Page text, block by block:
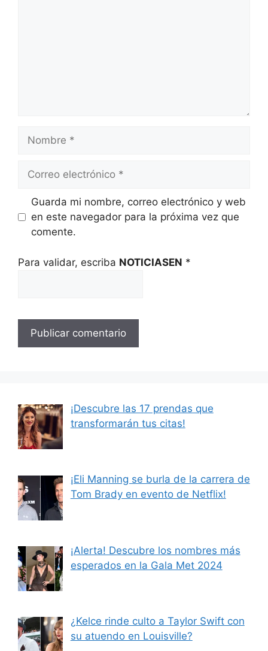
Nombre
Correo
Guarda mi nombre, correo electrónico y web
en este navegador para la próxima vez que
comente.
Para validar, escriba NOTICIASEN *
¡Descubre las 17 prendas que
transformarán tus citas!
¡Eli Manning se burla de la carrera de
Tom Brady en evento de Netflix!
¡Alerta! Descubre los nombres más
esperados en la Gala Met 2024
¿Kelce rinde culto a Taylor Swift con
su atuendo en Louisville?